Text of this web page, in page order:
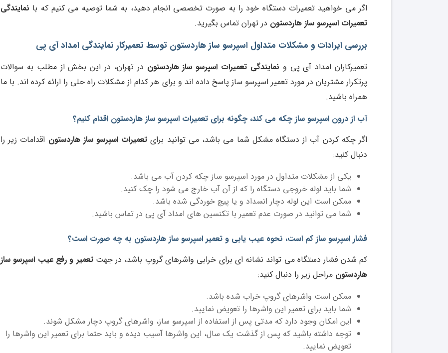
اگر می خواهید تعمیرات دستگاه خود را به صورت تخصصی انجام دهید، به شما توصیه می کنیم که با نمایندگی
تعمیرات اسپرسو ساز هاردستون در تهران تماس بگیرید.
بررسی ایرادات و مشکلات متداول اسپرسو ساز هاردستون توسط تعمیرکار نمایندگی امداد آی پی
تعمیرکاران امداد آی پی و نمایندگی تعمیرات اسپرسو ساز هاردستون در تهران، در این بخش از مطلب به سوالات
پرتکرار مشتریان در مورد تعمیر اسپرسو ساز پاسخ داده اند و برای هر کدام از مشکلات راه حلی را ارائه کرده اند. با ما
همراه باشید.
آب از درون اسپرسو ساز چکه می کند، چگونه برای تعمیرات اسپرسو ساز هاردستون اقدام کنیم؟
اگر چکه کردن آب از دستگاه مشکل شما می باشد، می توانید برای تعمیرات اسپرسو ساز هاردستون اقدامات زیر را
دنبال کنید:
یکی از مشکلات متداول در مورد اسپرسو ساز چکه کردن آب می باشد.
شما باید لوله خروجی دستگاه را که از آن آب خارج می شود را چک کنید.
ممکن است این لوله دچار انسداد و یا پیچ خوردگی شده باشد.
شما می توانید در صورت عدم تعمیر با تکنسین های امداد آی پی در تماس باشید.
فشار اسپرسو ساز کم است، نحوه عیب یابی و تعمیر اسپرسو ساز هاردستون به چه صورت است؟
کم شدن فشار دستگاه می تواند نشانه ای برای خرابی واشرهای گروپ باشد، در جهتتعمیر و رفع عیب اسپرسو ساز
هاردستون مراحل زیر را دنبال کنید:
ممکن است واشرهای گروپ خراب شده باشد.
شما باید برای تعمیر این واشرها را تعویض نمایید.
این امکان وجود دارد که مدتی پس از استفاده از اسپرسو ساز، واشرهای گروپ دچار مشکل شوند.
توجه داشته باشید که پس از گذشت یک سال، این واشرها آسیب دیده و باید حتما برای تعمیر این واشرها را
تعویض نمایید.